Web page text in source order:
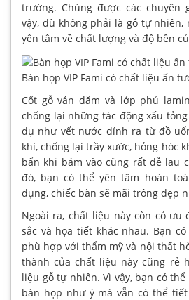
trường. Chúng được các chuyên
vậy, dù không phải là gỗ tự nhiên,
yên tâm về chất lượng và độ bền
Bàn họp VIP Fami có chất liệu ấn
Cốt gỗ ván dăm và lớp phủ
chống lại những tác động xấu
dụ như vết nước dính ra từ đồ
khí, chống lại trầy xước, hỏng hóc
bẩn khi bám vào cũng rất dễ lau
đó, bạn có thể yên tâm hoàn
dụng, chiếc bàn sẽ mãi trông đẹp
Ngoài ra, chất liệu này còn có ưu
sắc và họa tiết khác nhau. Bạn
phù hợp với thẩm mỹ và nội thất
thành của chất liệu này cũng rẻ
liệu gỗ tự nhiên. Vì vậy, bạn có
bàn họp như ý mà vẫn có thể